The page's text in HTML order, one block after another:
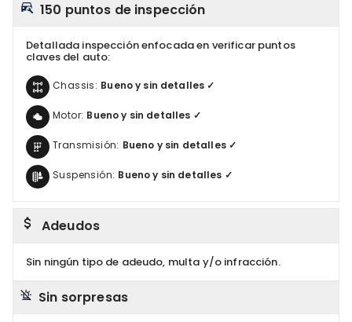
150 puntos de inspección
Detallada inspección enfocada en verificar puntos
claves del auto:
Chassis: Bueno y sin detalles ✓
Motor: Bueno y sin detalles ✓
Transmisión: Bueno y sin detalles ✓
Suspensión: Bueno y sin detalles ✓
Adeudos
Sin ningún tipo de adeudo, multa y/o infracción.
Sin sorpresas